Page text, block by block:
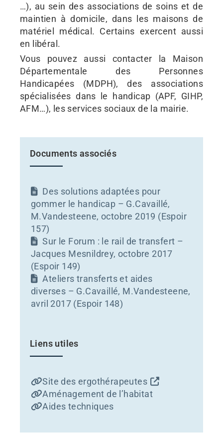
…), au sein des associations de soins et de
maintien à domicile, dans les maisons de
matériel médical. Certains exercent aussi
en libéral.
Vous pouvez aussi contacter la Maison
Départementale des Personnes
Handicapées (MDPH), des associations
spécialisées dans le handicap (APF, GIHP,
AFM…), les services sociaux de la mairie.
Documents associés
Des solutions adaptées pour
gommer le handicap – G.Cavaillé,
M.Vandesteene, octobre 2019 (Espoir
157)
Sur le Forum : le rail de transfert –
Jacques Mesnildrey, octobre 2017
(Espoir 149)
Ateliers transferts et aides
diverses – G.Cavaillé, M.Vandesteene,
avril 2017 (Espoir 148)
Liens utiles
Site des ergothérapeutes
Aménagement de l’habitat
Aides techniques